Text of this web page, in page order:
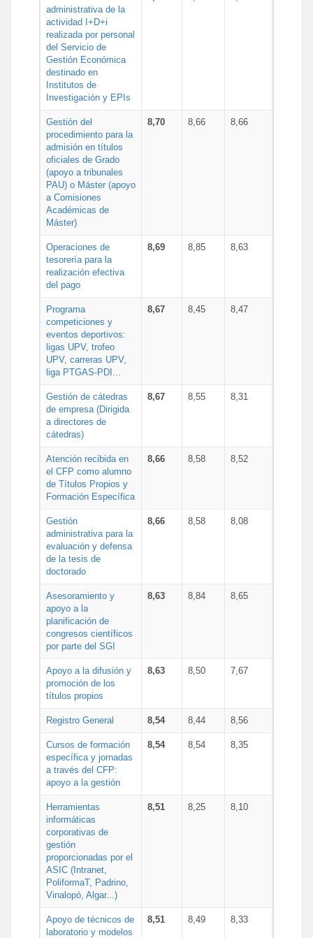
administrativa de la
actividad I+D+i
realizada por personal
del Servicio de
Gestión Económica
destinado en
Institutos de
Investigación y EPIs
Gestión del
procedimiento para la
admisión en títulos
oficiales de Grado
(apoyo a tribunales
PAU) o Máster (apoyo
a Comisiones
Académicas de
Máster)
8,70 8,66 8,66
Operaciones de
tesorería para la
realización efectiva
del pago
8,69 8,85 8,63
Programa
competiciones y
eventos deportivos:
ligas UPV, trofeo
UPV, carreras UPV,
liga PTGAS-PDI...
8,67 8,45 8,47
Gestión de cátedras
de empresa (Dirigida
a directores de
cátedras)
8,67 8,55 8,31
Atención recibida en
el CFP como alumno
de Títulos Propios y
Formación Específica
8,66 8,58 8,52
Gestión
administrativa para la
evaluación y defensa
de la tesis de
doctorado
8,66 8,58 8,08
Asesoramiento y
apoyo a la
planificación de
congresos científicos
por parte del SGI
8,63 8,84 8,65
Apoyo a la difusión y
promoción de los
títulos propios
8,63 8,50 7,67
Registro General 8,54 8,44 8,56
Cursos de formación
específica y jornadas
a través del CFP:
apoyo a la gestión
8,54 8,54 8,35
Herramientas
informáticas
corporativas de
gestión
proporcionadas por el
ASIC (Intranet,
PoliformaT, Padrino,
Vinalopó, Algar...)
8,51 8,25 8,10
Apoyo de técnicos de
laboratorio y modelos
8,51 8,49 8,33